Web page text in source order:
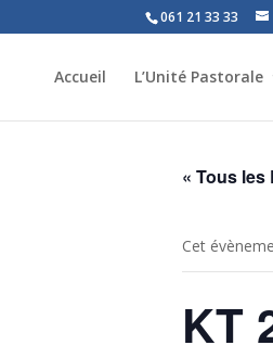
061 21 33 33
Accueil L’Unité Pastorale
« Tous les
Cet
KT